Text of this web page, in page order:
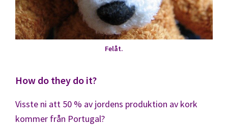
Felåt.
How do they do it?
Visste ni att 50 % av jordens produktion av kork
kommer från Portugal?